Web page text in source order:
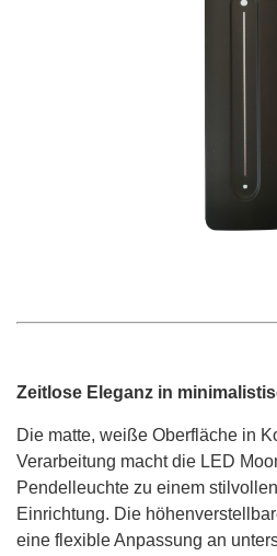
Zeitlose Eleganz in
Die matte, weiße Oberfläche in
Verarbeitung macht die LED
Pendelleuchte zu einem
Einrichtung. Die
eine flexible Anpassung an